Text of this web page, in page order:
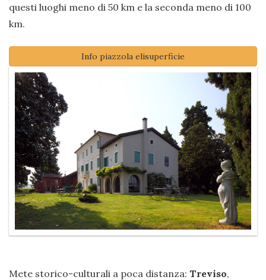
questi luoghi meno di 50 km e la seconda meno di 100
km.
Info piazzola elisuperficie
Mete storico-culturali a poca distanza: Treviso,